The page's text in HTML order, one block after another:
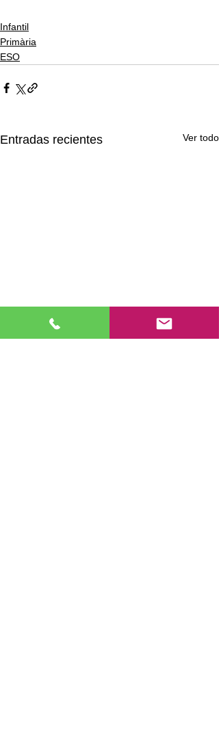
Infantil
Primària
ESO
Entradas recientes Ver todo